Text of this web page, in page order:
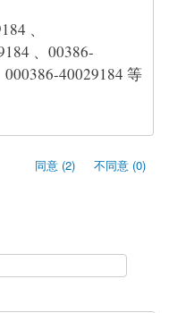
、
、00386-
40029184 等
同意 (2) 不同意 (0)